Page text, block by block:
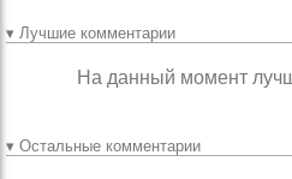
▾ Лучшие комментарии
На данный момент
▾ Остальные комментарии